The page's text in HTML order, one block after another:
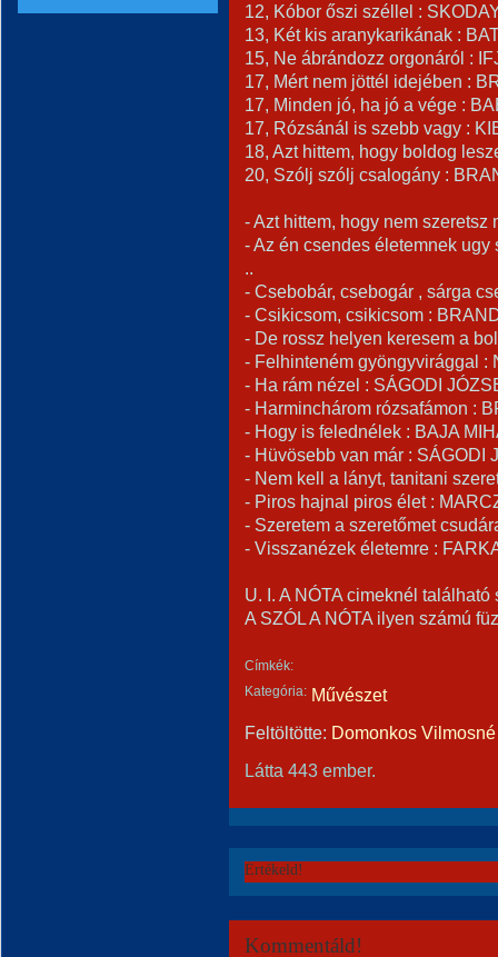
12, Kóbor őszi széllel :
13, Két kis aranykarikának :
15, Ne ábrándozz orgonáról :
17, Mért nem jöttél idejében :
17, Minden jó, ha jó a vége :
17, Rózsánál is szebb vagy :
18, Azt hittem, hogy boldog
20, Szólj szólj csalogány :
- Azt hittem, hogy nem szeretsz
- Az én csendes életemnek
..
- Csebobár, csebogár , sárga
- Csikicsom, csikicsom :
- De rossz helyen keresem a
- Felhinteném gyöngyvirággal :
- Ha rám nézel : SÁGODI
- Harminchárom rózsafámon :
- Hogy is felednélek : BAJA
- Hüvösebb van már : SÁGODI
- Nem kell a lányt, tanitani
- Piros hajnal piros élet :
- Szeretem a szeretőmet
- Visszanézek életemre :
U. I. A NÓTA cimeknél
A SZÓL A NÓTA ilyen számú
Címkék:
Kategória: Művészet
Feltöltötte: Domonkos
Látta 443 ember.
Értékeld!
Kommentáld!